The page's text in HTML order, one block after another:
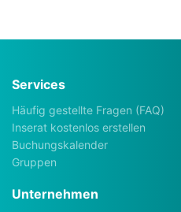
Services
Häufig gestellte Fragen (FAQ)
Inserat kostenlos erstellen
Buchungskalender
Gruppen
Unternehmen